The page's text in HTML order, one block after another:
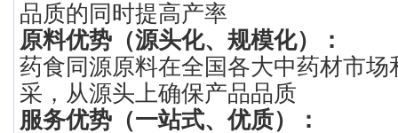
品质的同时提高产率
原料优势（源头化、规模化）：
药食同源原料在全国各大中药材市场
采，从源头上确保产品品质
服务优势（一站式、优质）：